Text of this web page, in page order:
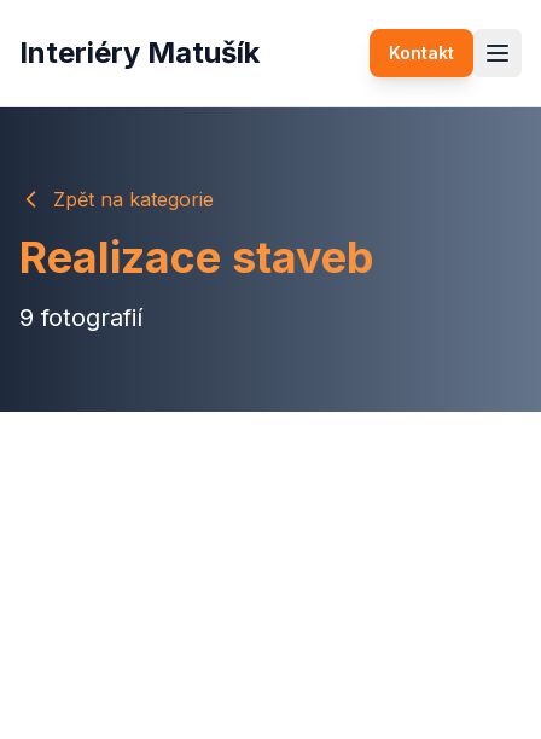
Interiéry Matušík Kontakt
Zpět na kategorie
Realizace staveb
9 fotografií